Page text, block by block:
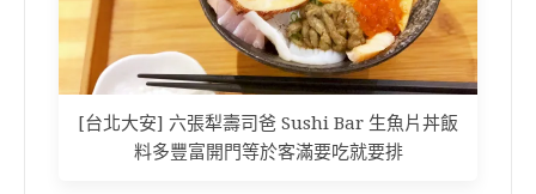
[台北大安] 六張犁壽司爸 Sushi Bar 生魚片丼飯
料多豐富開門等於客滿要吃就要排